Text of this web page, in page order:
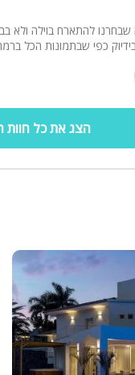
להתארח בוילה ולא
בידיוק כפי שבתמונות הכל
הצג את כל